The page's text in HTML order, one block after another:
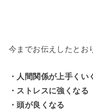
今までお伝えしたとお
・人間関係が上手くい
・ストレスに強くなる
・頭が良くなる